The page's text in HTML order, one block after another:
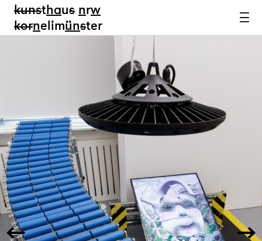
kunsthaus nrw
kornelimünster